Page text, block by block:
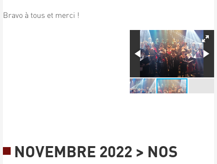
Bravo à tous et merci !
NOVEMBRE 2022 > NOS